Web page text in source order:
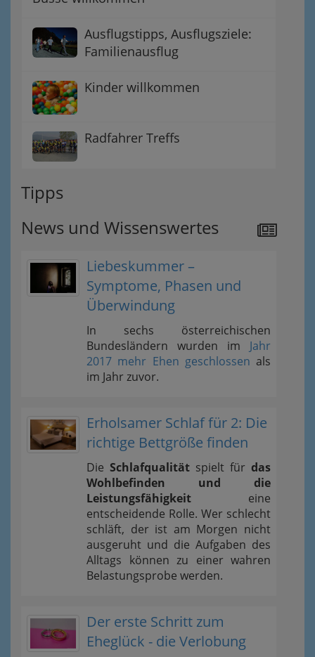
Ausflugstipps, Ausflugsziele:
Familienausflug
Kinder willkommen
Radfahrer Treffs
Tipps
News und Wissenswertes
Liebeskummer –
Symptome, Phasen und
Überwindung
In sechs österreichischen
Bundesländern wurden im Jahr
2017 mehr Ehen geschlossen als
im Jahr zuvor.
Erholsamer Schlaf für 2: Die
richtige Bettgröße finden
Die Schlafqualität spielt für das
Wohlbefinden und die
Leistungsfähigkeit eine
entscheidende Rolle. Wer schlecht
schläft, der ist am Morgen nicht
ausgeruht und die Aufgaben des
Alltags können zu einer wahren
Belastungsprobe werden.
Der erste Schritt zum
Eheglück - die Verlobung